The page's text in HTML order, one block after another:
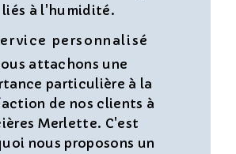
liés à l'humidité.
personnalisé
attachons une
particulière à la
de nos clients à
Merlette. C'est
nous proposons un